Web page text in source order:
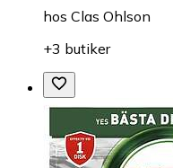
hos Clas Ohlson
+3 butiker